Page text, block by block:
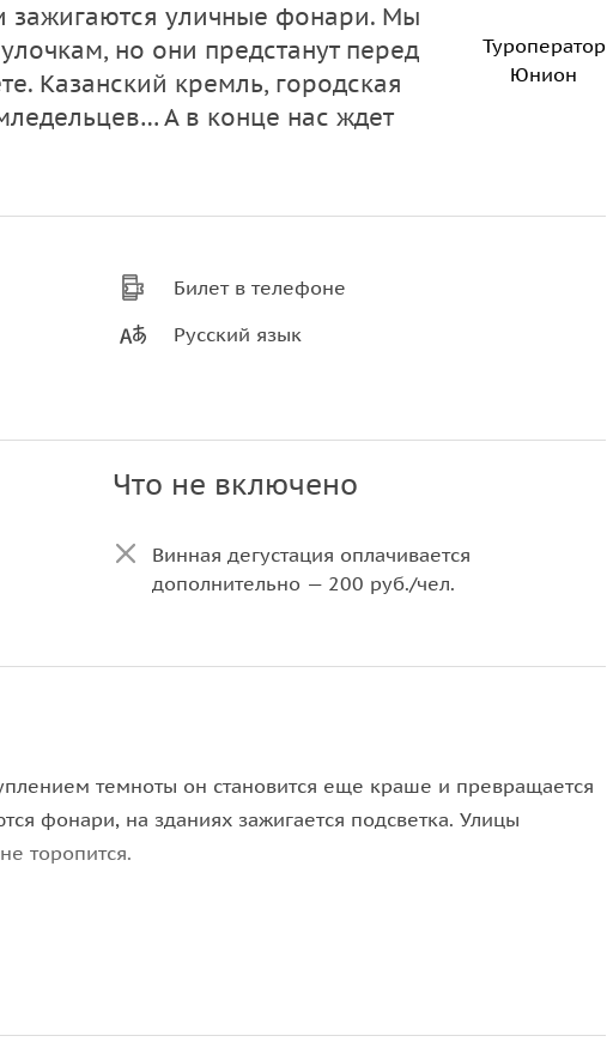
зажигаются уличные фонари. Мы
но они предстанут перед
Казанский кремль, городская
А в конце нас ждет
Туроператор
Юнион
Билет в телефоне
Русский язык
Что не включено
Винная дегустация оплачивается
дополнительно — 200 руб./чел.
темноты он становится еще краше и превращается
фонари, на зданиях зажигается подсветка. Улицы
торопится.
они предстанут в совершенно другом свете. Вы увидите